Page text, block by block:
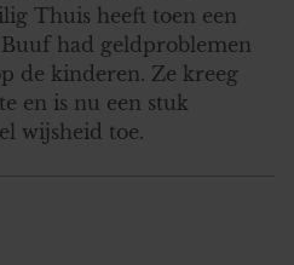
Thuis heeft toen een
had geldproblemen
de kinderen. Ze kreeg
en is nu een stuk
wijsheid toe.